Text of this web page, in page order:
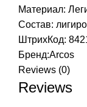
Материал:
Состав:
ШтрихКод:
Бренд:Arcos
Reviews (0)
Reviews